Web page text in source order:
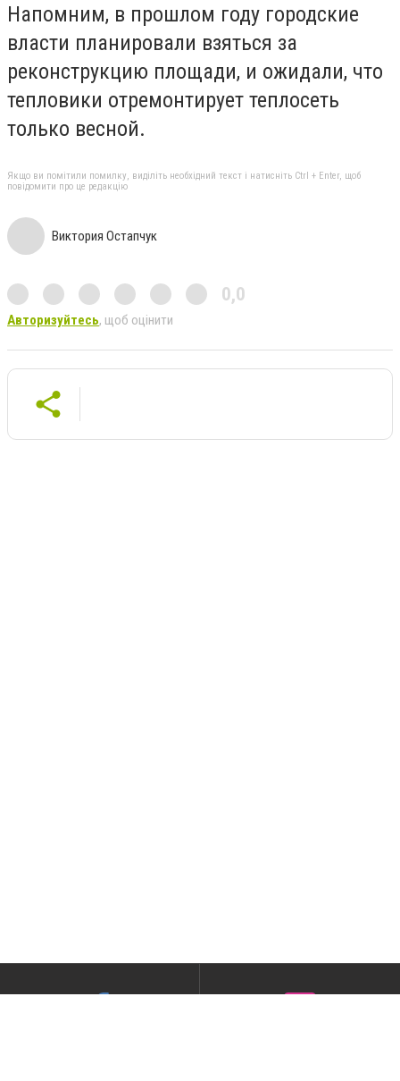
Напомним, в прошлом году городские
власти планировали взяться за
реконструкцию площади, и ожидали, что
тепловики отремонтирует теплосеть
только весной.
Якщо ви помітили помилку, виділіть необхідний текст і натисніть Ctrl + Enter, щоб
повідомити про це редакцію
Виктория Остапчук
0,0
Авторизуйтесь, щоб оцінити